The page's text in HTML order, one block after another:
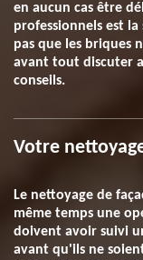
en aucun cas être
professionnels est
pas que les briques
avant tout discuter
conseils.
Votre
Le nettoyage de
même temps une
doivent avoir suivi
avant qu'ils ne